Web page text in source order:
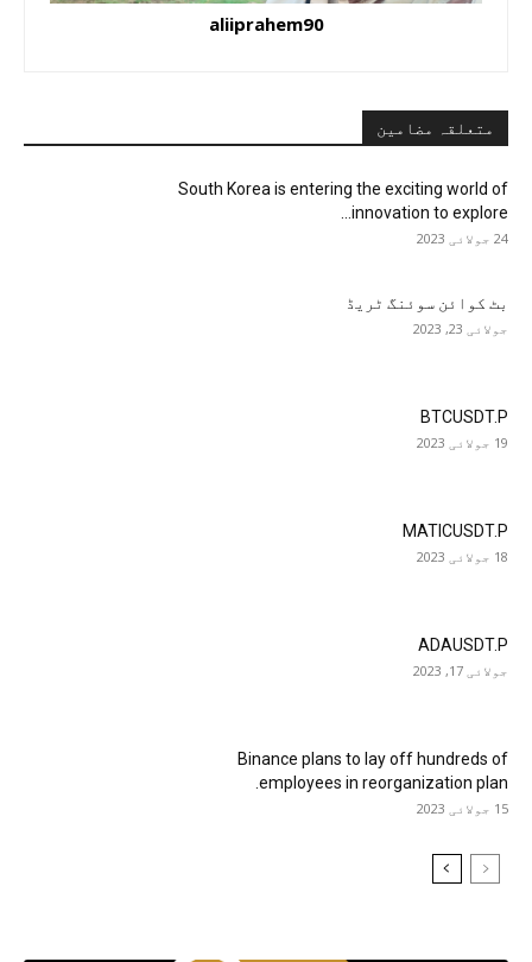
aliiprahem90
متعلقہ مضامین
South Korea is entering the exciting world of
innovation to explore...
24 جولائی 2023
بٹ کوائن سوئنگ ٹریڈ
جولائی 23, 2023
BTCUSDT.P
19 جولائی 2023
MATICUSDT.P
18 جولائی 2023
ADAUSDT.P
جولائی 17, 2023
Binance plans to lay off hundreds of
employees in reorganization plan.
15 جولائی 2023